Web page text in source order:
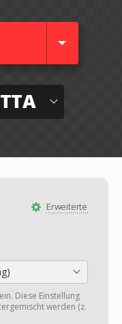
TTA
Erweiterte
Diese Einstellung
werden (z.